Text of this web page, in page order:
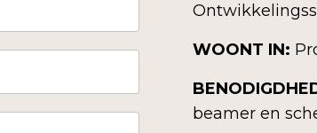
WOONT IN:
beamer en